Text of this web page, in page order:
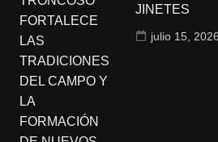
JINETES
julio 15, 2026